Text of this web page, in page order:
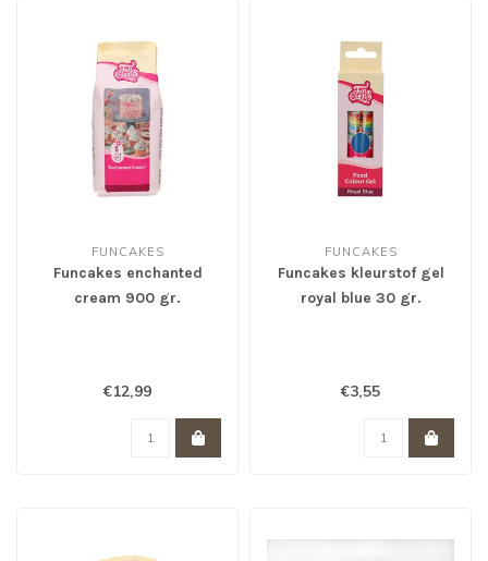
FUNCAKES
Funcakes enchanted
cream 900 gr.
€12,99
FUNCAKES
Funcakes kleurstof gel
royal blue 30 gr.
€3,55